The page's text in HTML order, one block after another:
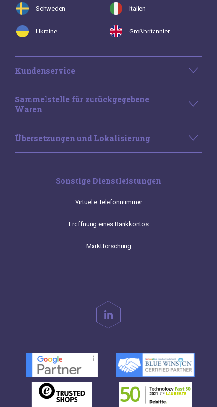
Schweden Italien
Ukraine Großbritannien
Kundenservice
Sammelstelle für zurückgegebene
Waren
Übersetzungen und Lokalisierung
Sonstige Dienstleistungen
Virtuelle Telefonnummer
Eröffnung eines Bankkontos
Marktforschung